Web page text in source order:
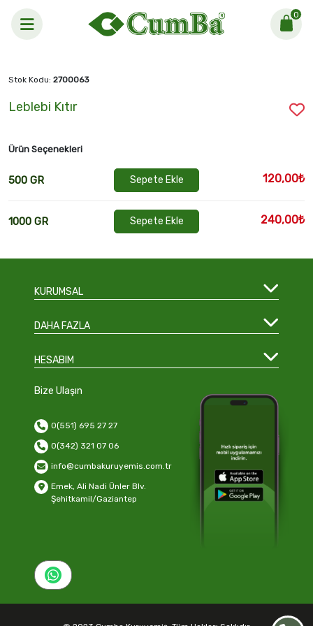
0
Leblebi Kıtır
Stok Kodu: 2700063
Leblebi Kıtır
Ürün Seçenekleri
500 GR Sepete Ekle 120,00₺
1000 GR Sepete Ekle 240,00₺
KURUMSAL
DAHA FAZLA
HESABIM
Bize Ulaşın
0(551) 695 27 27
0(342) 321 07 06
info@cumbakuruyemis.com.tr
Emek, Ali Nadi Ünler Blv.
Şehitkamil/Gaziantep